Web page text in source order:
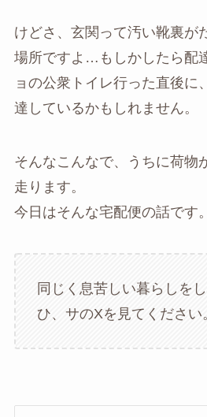
けどさ、玄関って汚い靴裏が
場所ですよ…もしかしたら配
ョの公衆トイレ行った直後に
達しているかもしれません。
そんなこんなで、うちに荷物
走ります。
今日はそんな宅配便の話です。
同じく息苦しい暮らしを
ひ、サのXを見てください